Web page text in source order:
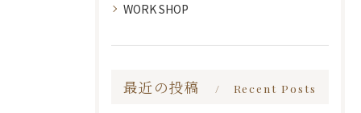
WORK SHOP
最近の投稿 Recent Posts